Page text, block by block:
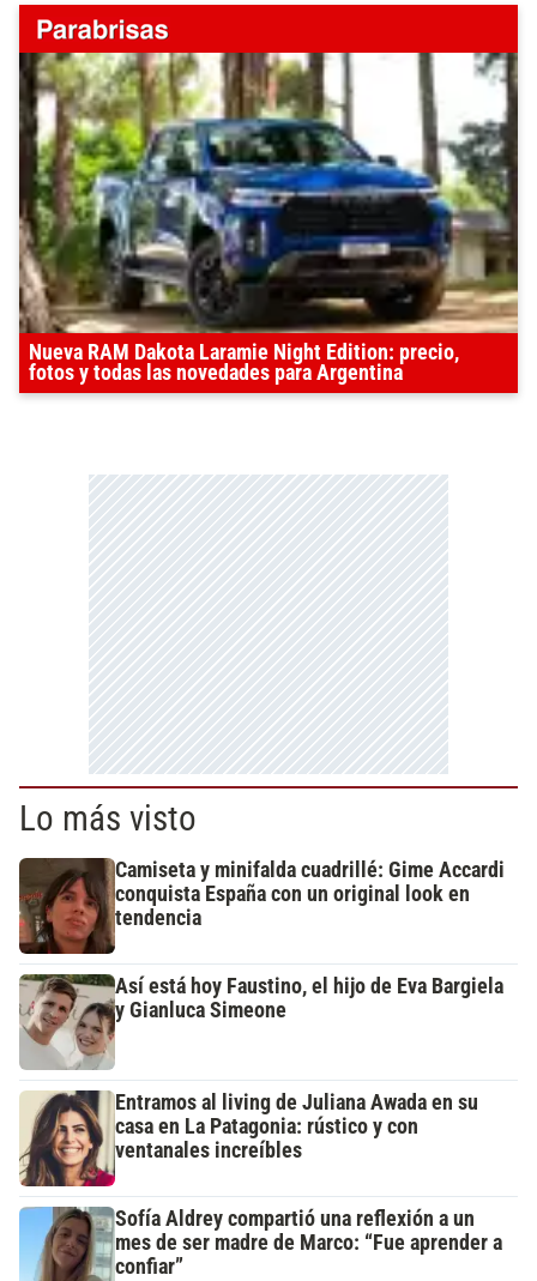
Nueva RAM Dakota Laramie Night Edition: precio,
fotos y todas las novedades para Argentina
Lo más visto
Camiseta y minifalda cuadrillé: Gime Accardi
conquista España con un original look en
tendencia
Así está hoy Faustino, el hijo de Eva Bargiela
y Gianluca Simeone
Entramos al living de Juliana Awada en su
casa en La Patagonia: rústico y con
ventanales increíbles
Sofía Aldrey compartió una reflexión a un
mes de ser madre de Marco: “Fue aprender a
confiar”